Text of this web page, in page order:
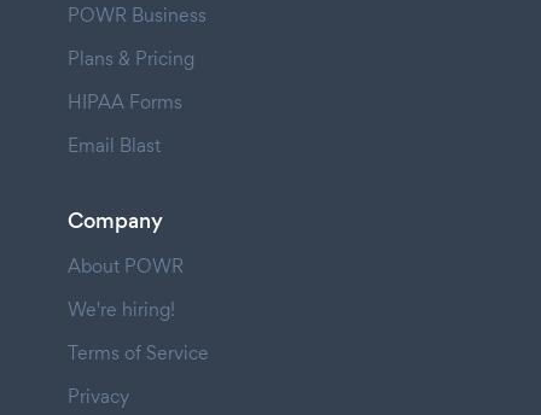
POWR Business
Plans & Pricing
HIPAA Forms
Email Blast
Company
About POWR
We're hiring!
Terms of Service
Privacy